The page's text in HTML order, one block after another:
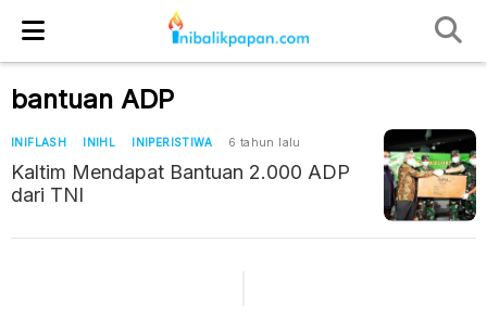
bantuan ADP
INIFLASH INIHL INIPERISTIWA 6 tahun lalu
Kaltim Mendapat Bantuan 2.000 ADP
dari TNI